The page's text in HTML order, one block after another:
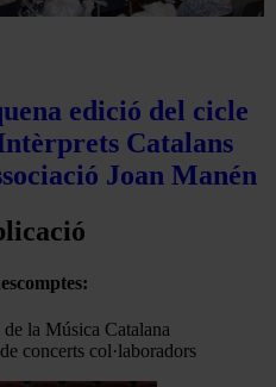
edició del cicle
Catalans
Joan Manén
la Música Catalana
concerts col·laboradors